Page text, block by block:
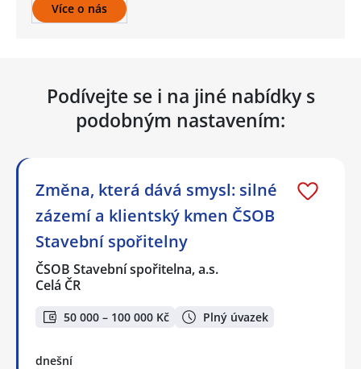
Více o nás
Podívejte se i na jiné nabídky s
podobným nastavením:
Změna, která dává smysl: silné
zázemí a klientský kmen ČSOB
Stavební spořitelny
ČSOB Stavební spořitelna, a.s.
Celá ČR
50 000 – 100 000 Kč Plný úvazek
dnešní